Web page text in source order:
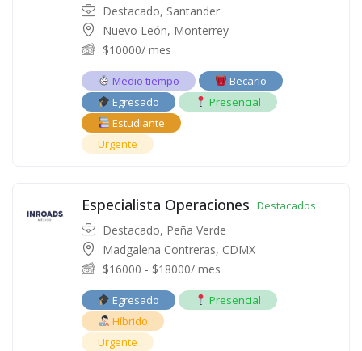
Destacado, Santander
Nuevo León, Monterrey
$10000/ mes
Medio tiempo
Becario
Egresado
Presencial
Estudiante
Urgente
Especialista Operaciones Destacados
Destacado, Peña Verde
Madgalena Contreras, CDMX
$16000 - $18000/ mes
Egresado
Presencial
Híbrido
Urgente